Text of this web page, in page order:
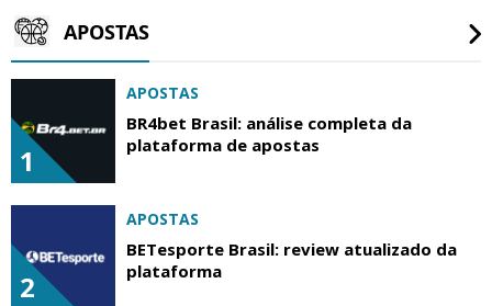
APOSTAS
1
APOSTAS
BR4bet Brasil: análise completa da
plataforma de apostas
2
APOSTAS
BETesporte Brasil: review atualizado da
plataforma